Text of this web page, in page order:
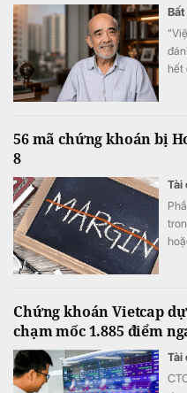
hết
56 mã chứng khoán bị
8
Tài
Chứng khoán Vietcap
chạm mốc 1.885 điểm
Tài